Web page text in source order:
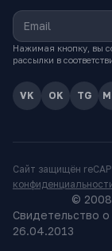
Нажимая кнопку, вы
рассылки в
VK OK TG
Сайт защищён
©
Свидетельство
26.04.2013